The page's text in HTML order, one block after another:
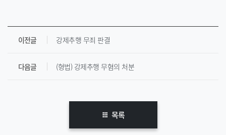
이전글 강제추행 무죄 판결
다음글 (형법) 강제추행 무혐의 처분
목록